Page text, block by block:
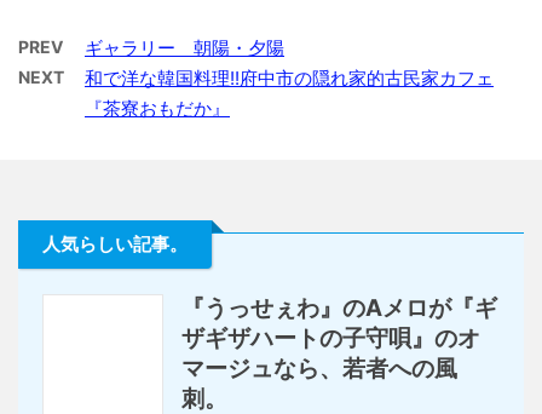
PREV ギャラリー 朝陽・夕陽
NEXT
和で洋な韓国料理!!府中市の隠れ家的古民家カフェ
『茶寮おもだか』
人気らしい記事。
『うっせぇわ』のAメロが『ギ
ザギザハートの子守唄』のオ
マージュなら、若者への風
刺。